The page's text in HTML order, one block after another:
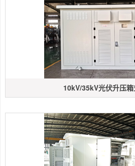
10kV/35kV光伏升压